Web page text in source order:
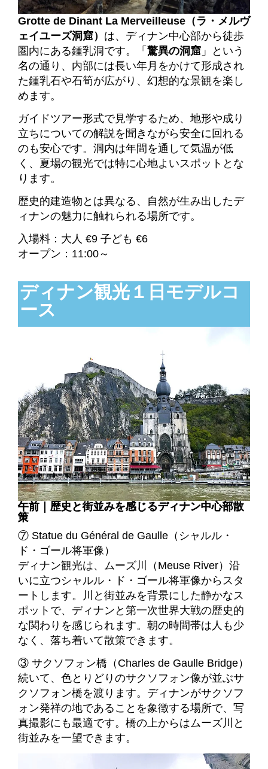
Grotte de Dinant La Merveilleuse（ラ・メルヴ
ェイユーズ洞窟） は、ディナン中心部から徒歩
圏内にある鍾乳洞です。「 驚異の洞窟 」という
名の通り、内部には長い年月をかけて形成され
た鍾乳石や石筍が広がり、幻想的な景観を楽し
めます。
ガイドツアー形式で見学するため、地形や成り
立ちについての解説を聞きながら安全に回れる
のも安心です。洞内は年間を通して気温が低
く、夏場の観光では特に心地よいスポットとな
ります。
歴史的建造物とは異なる、自然が生み出したデ
ィナンの魅力に触れられる場所です。
入場料：大人 €9 子ども €6
オープン：11:00～
ディナン観光１日モデルコ
ース
午前｜歴史と街並みを感じるディナン中心部散
策
⑦ Statue du Général de Gaulle（シャルル・
ド・ゴール将軍像）
ディナン観光は、ムーズ川（Meuse River）沿
いに立つシャルル・ド・ゴール将軍像からスタ
ートします。川と街並みを背景にした静かなス
ポットで、ディナンと第一次世界大戦の歴史的
な関わりを感じられます。朝の時間帯は人も少
なく、落ち着いて散策できます。
③ サクソフォン橋（Charles de Gaulle Bridge）
続いて、色とりどりのサクソフォン像が並ぶサ
クソフォン橋を渡ります。ディナンがサクソフ
ォン発祥の地であることを象徴する場所で、写
真撮影にも最適です。橋の上からはムーズ川と
街並みを一望できます。